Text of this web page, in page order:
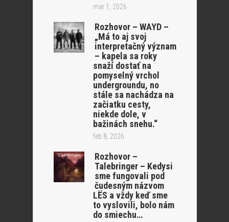
mar 1, 2026
Rozhovor – WAYD –
„Má to aj svoj
interpretačný význam
– kapela sa roky
snaží dostať na
pomyselný vrchol
undergroundu, no
stále sa nachádza na
začiatku cesty,
niekde dole, v
bažinách snehu.“
feb 8, 2026
Rozhovor –
Talebringer – Kedysi
sme fungovali pod
čudesným názvom
LËS a vždy keď sme
to vyslovili, bolo nám
do smiechu…